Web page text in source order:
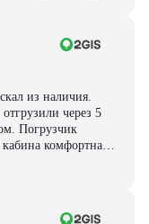
из наличия.
через 5
Погрузчик
комфортная,